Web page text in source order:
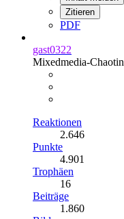
Zitieren
PDF
gast0322
Mixedmedia-Chaotin
Reaktionen
2.646
Punkte
4.901
Trophäen
16
Beiträge
1.860